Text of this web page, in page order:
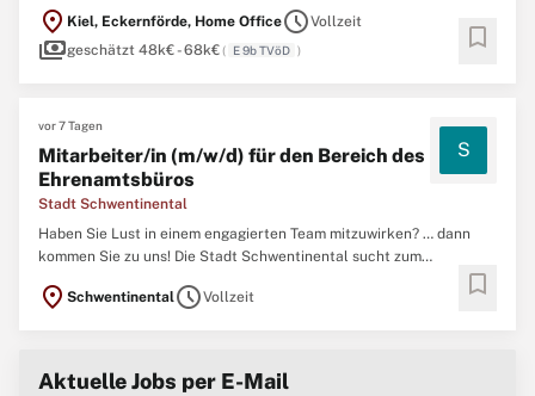
mehrfach als umweltfreundliche Gemeinde sowie Fairtrade-Stadt
ausgezeichnet, ist anerkanntes Ostseebad seit 1831 und ...
location_on Kiel, Eckernförde, Home OfficescheduleVollzeit
paymentsgeschätzt 48k€ - 68k€( E 9b TVöD ) bookmark
vor 7 Tagen
Mitarbeiter/in (m/w/d) für den Bereich des
Ehrenamtsbüros
Stadt Schwentinental
S
Haben Sie Lust in einem engagierten Team mitzuwirken? … dann
kommen Sie zu uns! Die Stadt Schwentinental sucht zum
nächstmöglichen Zeitpunkt für den Bereich des Ehrenamtsbüros
zeitlich befristet eine*n Mitarbeiter/in (m/w/d). Die Stadt
location_on SchwentinentalscheduleVollzeit bookmark
Aktuelle Jobs per E-Mail